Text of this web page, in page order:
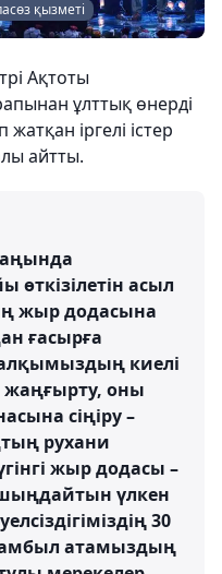
қызметі
Ақтоты
ұлттық өнерді
іргелі істер
айтты.
өткізілетін асыл
жыр додасына
ғасырға
киелі
жаңғырту, оны
сіңіру –
рухани
жыр додасы –
үлкен
30
атамыздың